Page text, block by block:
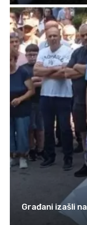
Građani izašli